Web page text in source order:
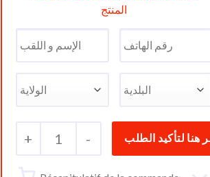
المنتج
+ 1 -